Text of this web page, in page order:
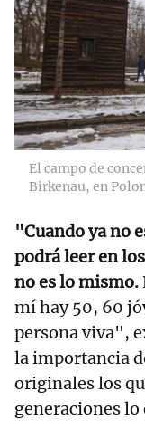
El campo de
Birkenau, en
"Cuando ya no
podrá leer en
no es lo mismo.
mí hay 50, 60
persona viva",
la importancia
originales los
generaciones lo